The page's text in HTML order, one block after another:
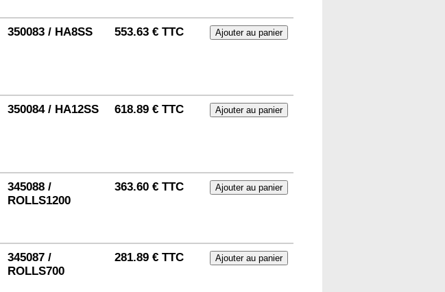
350083 / HA8SS 553.63 € TTC
350084 / HA12SS 618.89 € TTC
345088 /
ROLLS1200
363.60 € TTC
345087 /
ROLLS700
281.89 € TTC